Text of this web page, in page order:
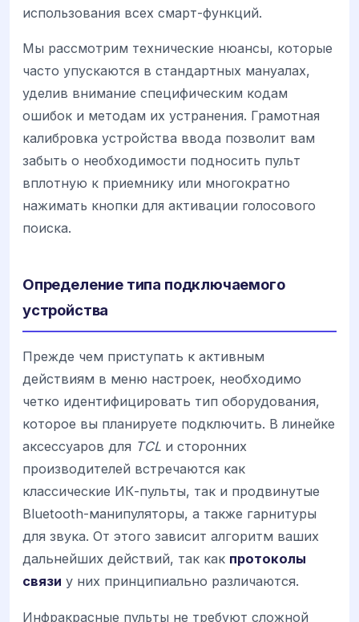
использования всех смарт-функций.
Мы рассмотрим технические нюансы, которые
часто упускаются в стандартных мануалах,
уделив внимание специфическим кодам
ошибок и методам их устранения. Грамотная
калибровка устройства ввода позволит вам
забыть о необходимости подносить пульт
вплотную к приемнику или многократно
нажимать кнопки для активации голосового
поиска.
Определение типа подключаемого
устройства
Прежде чем приступать к активным
действиям в меню настроек, необходимо
четко идентифицировать тип оборудования,
которое вы планируете подключить. В линейке
аксессуаров для TCL и сторонних
производителей встречаются как
классические ИК-пульты, так и продвинутые
Bluetooth-манипуляторы, а также гарнитуры
для звука. От этого зависит алгоритм ваших
дальнейших действий, так как протоколы
связи у них принципиально различаются.
Инфракрасные пульты не требуют сложной